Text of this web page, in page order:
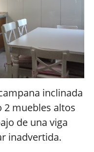
inclinada
2 muebles altos
de una viga
inadvertida.